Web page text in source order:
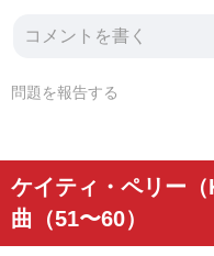
問題を報告する
ケイティ・ペリー
曲（51〜60）